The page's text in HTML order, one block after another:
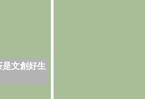
文創好生